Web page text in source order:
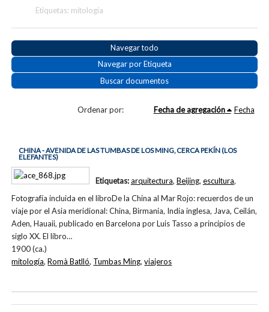
Etiquetas: mitología
Navegar todo
Navegar por Etiqueta
Buscar documentos
Ordenar por: Fecha de agregación Fecha
CHINA - AVENIDA DE LAS TUMBAS DE LOS MING, CERCA PEKÍN (LOS
ELEFANTES)
Fotografía incluida en el libroDe la China al Mar Rojo: recuerdos de un
viaje por el Asia meridional: China, Birmania, India inglesa, Java, Ceilán,
Aden, Hauaii, publicado en Barcelona por Luis Tasso a principios de
siglo XX. El libro…
1900 (ca.)
Etiquetas:arquitectura, Beijing, escultura,
mitología,Romà Batlló, Tumbas Ming,viajeros